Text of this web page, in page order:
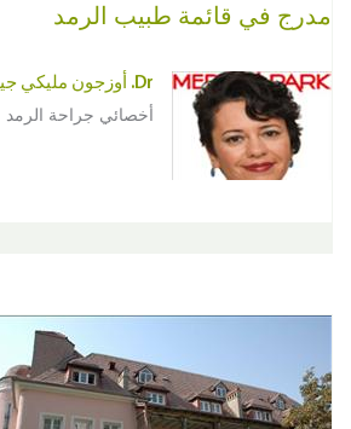
مدرج في قائمة طبيب الرمد
Dr. أوزجون مليكي جيدار
أخصائي جراحة الرمد